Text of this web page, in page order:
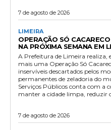
7 de agosto de 2026
LIMEIRA
OPERAÇÃO SÓ
NA PRÓXIMA SEMANA EM
A Prefeitura de Limeira realiza,
mais uma Operação Só
inservíveis descartados pelos
permanentes de zeladoria do
Serviços Públicos conta com a
manter a cidade limpa, reduzir
7 de agosto de 2026